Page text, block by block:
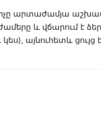
արտաժամյա
և վճարում է
այնուհետև ցույց